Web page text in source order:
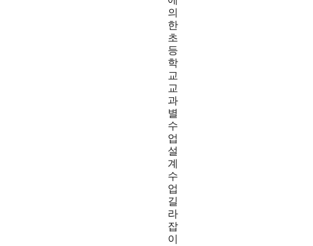
의
한
초
등
학
교
교
과
별
수
업
설
계
수
업
길
라
잡
이